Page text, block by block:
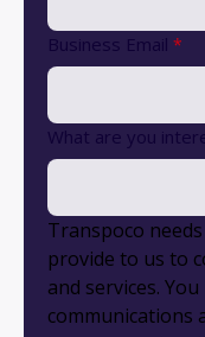
Business Email *
What are you
Transpoco
provide to us to
and services.
communications